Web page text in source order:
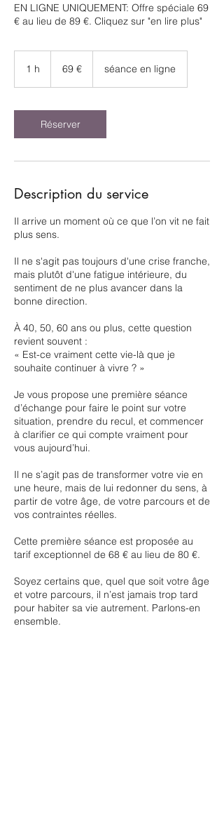
EN LIGNE UNIQUEMENT: Offre spéciale 69
€ au lieu de 89 €. Cliquez sur "en lire plus"
1 h 69 € séance en ligne
Réserver
Description du service
Il arrive un moment où ce que l’on vit ne fait
plus sens.
Il ne s'agit pas toujours d'une crise franche,
mais plutôt d'une fatigue intérieure, du
sentiment de ne plus avancer dans la
bonne direction.
À 40, 50, 60 ans ou plus, cette question
revient souvent :
« Est-ce vraiment cette vie-là que je
souhaite continuer à vivre ? »
Je vous propose une première séance
d’échange pour faire le point sur votre
situation, prendre du recul, et commencer
à clarifier ce qui compte vraiment pour
vous aujourd’hui.
Il ne s’agit pas de transformer votre vie en
une heure, mais de lui redonner du sens, à
partir de votre âge, de votre parcours et de
vos contraintes réelles.
Cette première séance est proposée au
tarif exceptionnel de 68 € au lieu de 80 €.
Soyez certains que, quel que soit votre âge
et votre parcours, il n’est jamais trop tard
pour habiter sa vie autrement. Parlons-en
ensemble.